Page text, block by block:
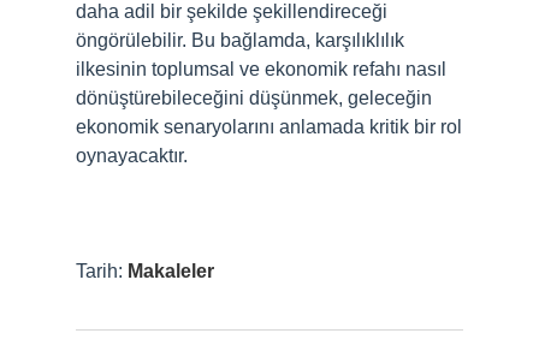
daha adil bir şekilde şekillendireceği
öngörülebilir. Bu bağlamda, karşılıklılık
ilkesinin toplumsal ve ekonomik refahı nasıl
dönüştürebileceğini düşünmek, geleceğin
ekonomik senaryolarını anlamada kritik bir rol
oynayacaktır.
Tarih: Makaleler